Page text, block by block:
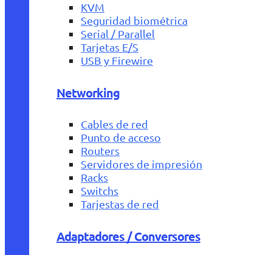
KVM
Seguridad biométrica
Serial / Parallel
Tarjetas E/S
USB y Firewire
Networking
Cables de red
Punto de acceso
Routers
Servidores de impresión
Racks
Switchs
Tarjestas de red
Adaptadores / Conversores